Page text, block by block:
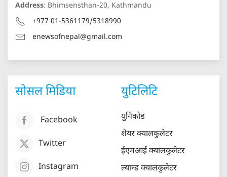
Address: Bhimsensthan-20, Kathmandu
+977 01-5361179/5318990
enewsofnepal@gmail.com
सोसल मिडिया
Facebook
Twitter
Instagram
युटिलिटि
युनिकोड
शेयर क्यालकुलेटर
ईएमआई क्यालकुलेटर
ल्यान्ड क्यालकुलेटर